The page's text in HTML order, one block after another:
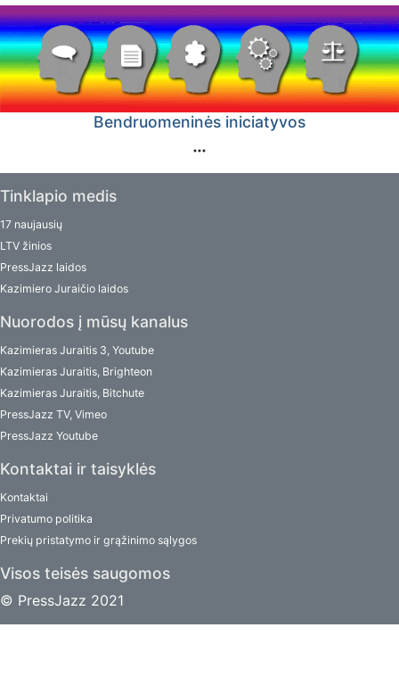
Bendruomeninės iniciatyvos
Tinklapio medis
17 naujausių
LTV žinios
PressJazz laidos
Kazimiero Juraičio laidos
Nuorodos į mūsų kanalus
Kazimieras Juraitis 3, Youtube
Kazimieras Juraitis, Brighteon
Kazimieras Juraitis, Bitchute
PressJazz TV, Vimeo
PressJazz Youtube
Kontaktai ir taisyklės
Kontaktai
Privatumo politika
Prekių pristatymo ir grąžinimo sąlygos
Visos teisės saugomos
© PressJazz 2021